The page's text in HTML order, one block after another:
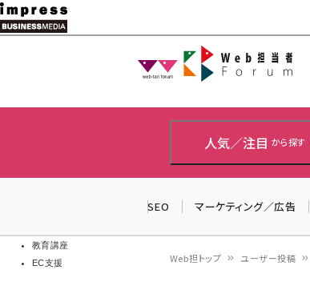
メ
イ
教育講座
EC支援
人気／注目 から探す
SEO マーケティング／広告
Web担トップ ユーザー投稿